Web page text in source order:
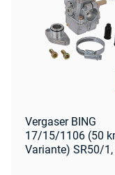
Vergaser BING
17/15/1106 (50
Variante) SR50/1,